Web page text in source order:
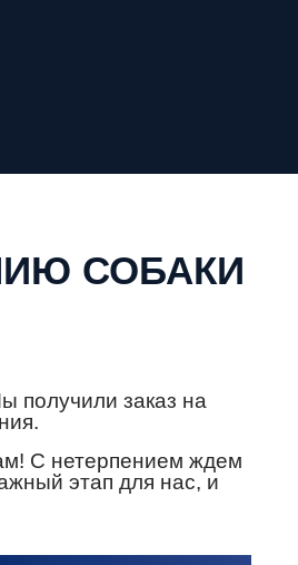
СОБАКИ
получили заказ на
С нетерпением ждем
этап для нас, и